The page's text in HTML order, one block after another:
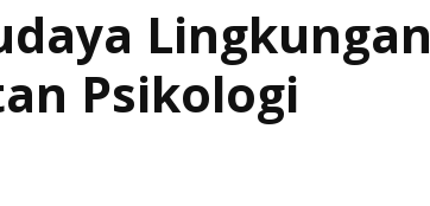
Lingkungan
Psikologi